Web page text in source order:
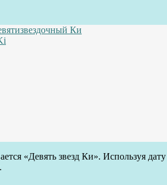
Ки
«Девять звезд Ки». Используя